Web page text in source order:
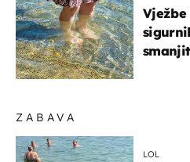
ZABAVA
LOL